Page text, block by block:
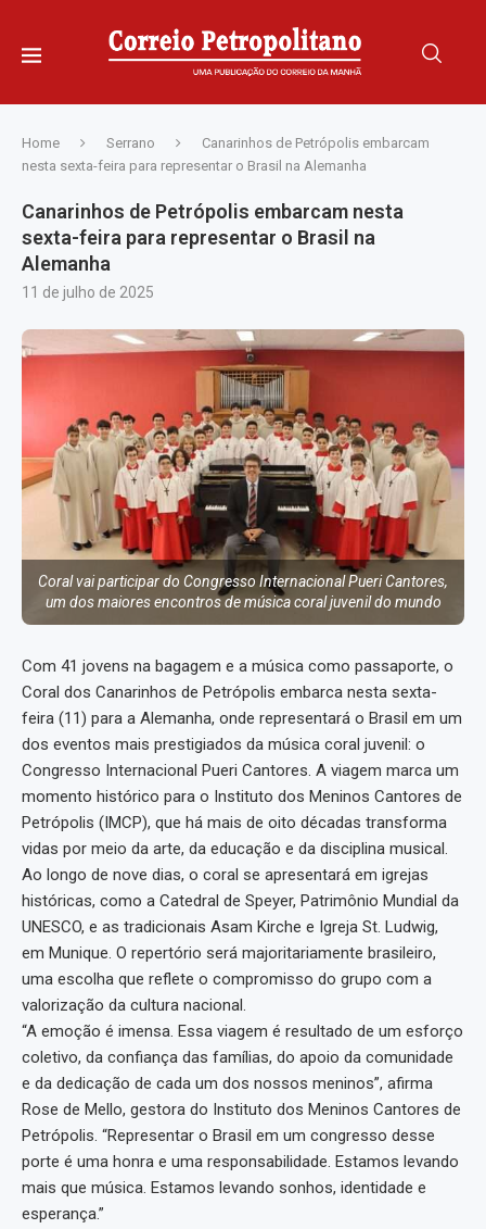
Home Serrano
Canarinhos de Petrópolis embarcam
nesta sexta-feira para representar o Brasil na Alemanha
Canarinhos de Petrópolis embarcam nesta
sexta-feira para representar o Brasil na
Alemanha
11 de julho de 2025
Coral vai participar do Congresso Internacional Pueri Cantores,
um dos maiores encontros de música coral juvenil do mundo
Com 41 jovens na bagagem e a música como passaporte, o
Coral dos Canarinhos de Petrópolis embarca nesta sexta-
feira (11) para a Alemanha, onde representará o Brasil em um
dos eventos mais prestigiados da música coral juvenil: o
Congresso Internacional Pueri Cantores. A viagem marca um
momento histórico para o Instituto dos Meninos Cantores de
Petrópolis (IMCP), que há mais de oito décadas transforma
vidas por meio da arte, da educação e da disciplina musical.
Ao longo de nove dias, o coral se apresentará em igrejas
históricas, como a Catedral de Speyer, Patrimônio Mundial da
UNESCO, e as tradicionais Asam Kirche e Igreja St. Ludwig,
em Munique. O repertório será majoritariamente brasileiro,
uma escolha que reflete o compromisso do grupo com a
valorização da cultura nacional.
“A emoção é imensa. Essa viagem é resultado de um esforço
coletivo, da confiança das famílias, do apoio da comunidade
e da dedicação de cada um dos nossos meninos”, afirma
Rose de Mello, gestora do Instituto dos Meninos Cantores de
Petrópolis. “Representar o Brasil em um congresso desse
porte é uma honra e uma responsabilidade. Estamos levando
mais que música. Estamos levando sonhos, identidade e
esperança.”